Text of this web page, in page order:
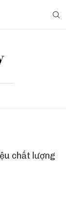
chất lượng